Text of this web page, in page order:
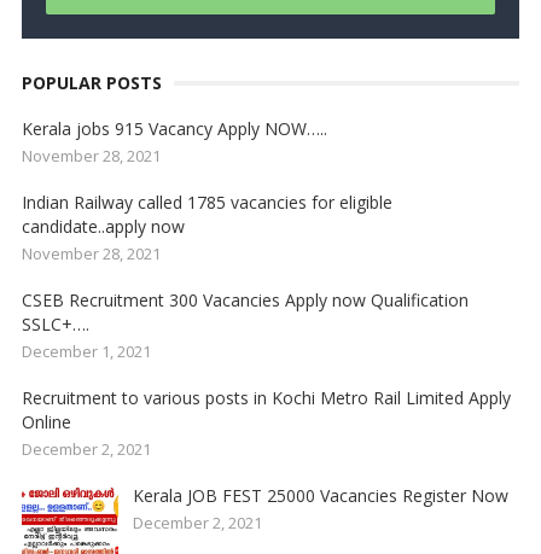
POPULAR POSTS
Kerala jobs 915 Vacancy Apply NOW…..
November 28, 2021
Indian Railway called 1785 vacancies for eligible
candidate..apply now
November 28, 2021
CSEB Recruitment 300 Vacancies Apply now Qualification
SSLC+….
December 1, 2021
Recruitment to various posts in Kochi Metro Rail Limited Apply
Online
December 2, 2021
Kerala JOB FEST 25000 Vacancies Register Now
December 2, 2021